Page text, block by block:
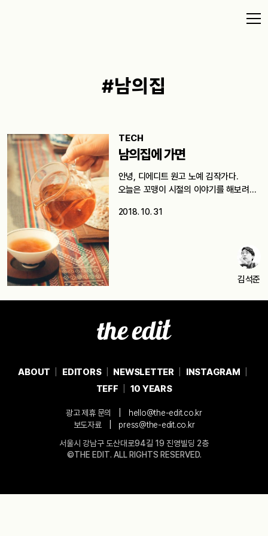
#남의집
TECH
남의집에 가면
안녕, 디에디트 원고 노예 김작가다.
오늘은 꼬맹이 시절의 이야기를 해보려
2018. 10. 31
김석준
ABOUT EDITORS NEWSLETTER
INSTAGRAM
TEFF
10 YEARS
광고 제휴 문의
hello@the-edit.co.kr
보도자료
press@the-edit.co.kr
서울시 강남구 도산대로94길 19 진영빌딩 2층
©THE EDIT. ALL RIGHTS RESERVED.